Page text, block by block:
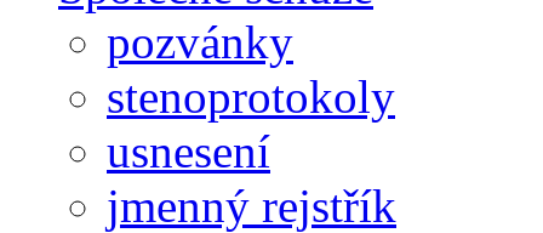
pozvánky
stenoprotokoly
usnesení
jmenný rejstřík